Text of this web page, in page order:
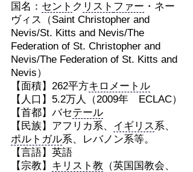
国名： セント ク リスト ファー ・ネー
ヴィス（Saint Christopher and
Nevis/St. Kitts and Nevis/The
Federation of St. Christopher and
Nevis/The Federation of St. Kitts and
Nevis）
【面積】262平方キロメートル
【人口】5.2万人（2009年 ECLAC）
【首都】バセテール
【民族】アフリカ系、 イギリス系、
ポルトガル系、レバノン系等。
【言語】英語
【宗教】 キリスト教 （英国国教会、